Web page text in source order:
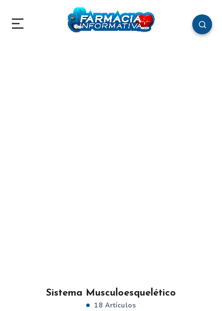
Sistema Musculoesquelético
18 Artículos